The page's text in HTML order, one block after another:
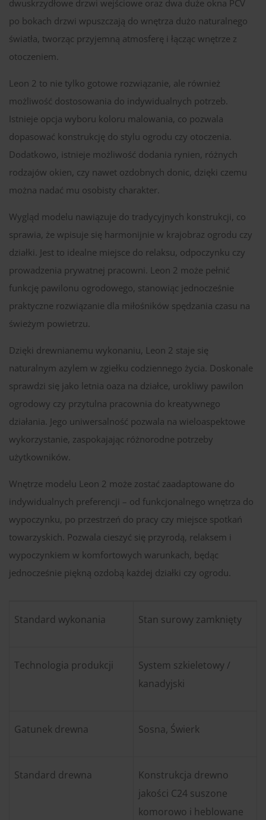
dwuskrzydłowe drzwi wejściowe oraz dwa duże okna PCV
po bokach drzwi wpuszczają do wnętrza dużo naturalnego
światła, tworząc przyjemną atmosferę i łącząc wnętrze z
otoczeniem.
Leon 2 to nie tylko gotowe rozwiązanie, ale również
możliwość dostosowania do indywidualnych potrzeb.
Istnieje opcja wyboru koloru malowania, co pozwala
dopasować konstrukcję do stylu ogrodu czy otoczenia.
Dodatkowo, istnieje możliwość dodania rynien, różnych
rodzajów okien, czy nawet ozdobnych donic, dzięki czemu
można nadać mu osobisty charakter.
Wygląd modelu nawiązuje do tradycyjnych konstrukcji, co
sprawia, że wpisuje się harmonijnie w krajobraz ogrodu czy
działki. Jest to idealne miejsce do relaksu, odpoczynku czy
prowadzenia prywatnej pracowni. Leon 2 może pełnić
funkcję pawilonu ogrodowego, stanowiąc jednocześnie
praktyczne rozwiązanie dla miłośników spędzania czasu na
świeżym powietrzu.
Dzięki drewnianemu wykonaniu, Leon 2 staje się
naturalnym azylem w zgiełku codziennego życia. Doskonale
sprawdzi się jako letnia oaza na działce, urokliwy pawilon
ogrodowy czy przytulna pracownia do kreatywnego
działania. Jego uniwersalność pozwala na wieloaspektowe
wykorzystanie, zaspokajając różnorodne potrzeby
użytkowników.
Wnętrze modelu Leon 2 może zostać zaadaptowane do
indywidualnych preferencji – od funkcjonalnego wnętrza do
wypoczynku, po przestrzeń do pracy czy miejsce spotkań
towarzyskich. Pozwala cieszyć się przyrodą, relaksem i
wypoczynkiem w komfortowych warunkach, będąc
jednocześnie piękną ozdobą każdej działki czy ogrodu.
Standard wykonania Stan surowy zamknięty
Technologia produkcji
System szkieletowy /
kanadyjski
Gatunek drewna Sosna, Świerk
Standard drewna
Konstrukcja drewno
jakości C24 suszone
komorowo i heblowane